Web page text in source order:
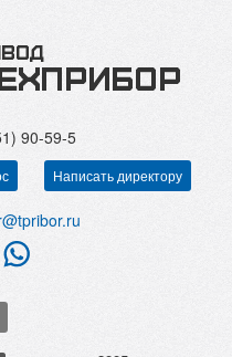
90-59-5
Написать директору